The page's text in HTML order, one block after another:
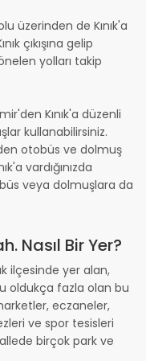
üzerinden de Kınık'a
çıkışına gelip
yolları takip
Kınık'a düzenli
kullanabilirsiniz.
otobüs ve dolmuş
vardığınızda
veya dolmuşlara da
Nasıl Bir Yer?
ilçesinde yer alan,
oldukça fazla olan bu
eczaneler,
ve spor tesisleri
birçok park ve